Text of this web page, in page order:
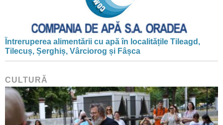
Întreruperea alimentării cu apă în localitățile Tileagd,
Tilecuș, Șerghiș, Vârciorog și Fâșca
CULTURĂ